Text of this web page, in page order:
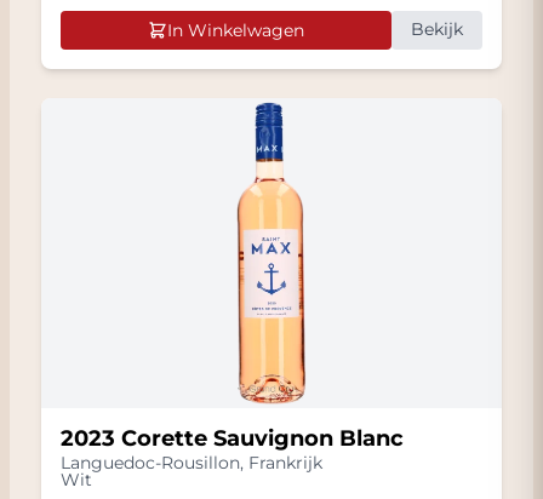
In Winkelwagen Bekijk
2023 Corette Sauvignon Blanc
Languedoc-Rousillon, Frankrijk
Wit